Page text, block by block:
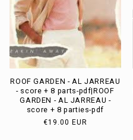
ROOF GARDEN - AL JARREAU
- score + 8 parts-pdf|ROOF
GARDEN - AL JARREAU -
score + 8 parties-pdf
Prix
€19.00 EUR